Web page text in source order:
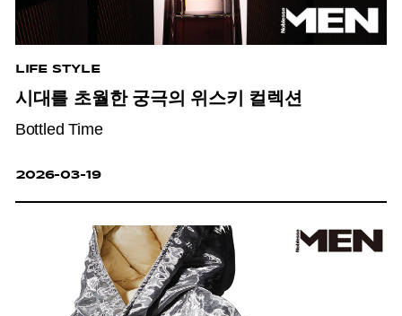
LIFE STYLE
시대를 초월한 궁극의 위스키 컬렉션
Bottled Time
2026-03-19